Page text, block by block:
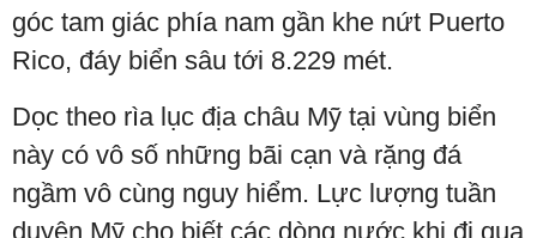
góc tam giác phía nam gần khe nứt Puerto
Rico, đáy biển sâu tới 8.229 mét.
Dọc theo rìa lục địa châu Mỹ tại vùng biển
này có vô số những bãi cạn và rặng đá
ngầm vô cùng nguy hiểm. Lực lượng tuần
duyên Mỹ cho biết các dòng nước khi đi qua